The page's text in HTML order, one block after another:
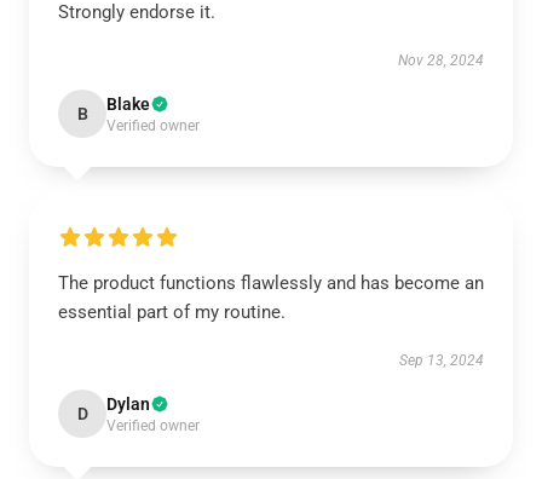
Strongly endorse it.
Nov 28, 2024
B Blake
Verified owner
The product functions flawlessly and has become an
essential part of my routine.
Sep 13, 2024
D Dylan
Verified owner